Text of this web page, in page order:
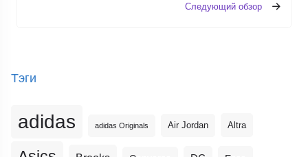
Следующий обзор
Тэги
adidas adidas Originals Air Jordan Altra